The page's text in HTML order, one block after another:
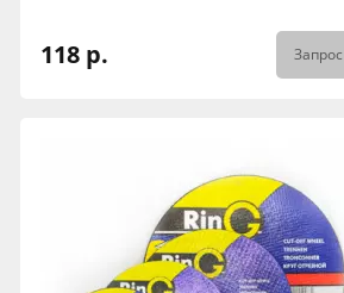
118 р. Запрос